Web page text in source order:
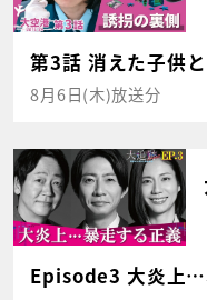
第3話 消えた子供
8月6日(木)放送分
Episode3 大炎上…